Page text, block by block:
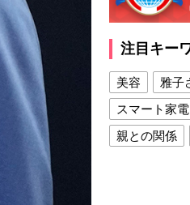
注目キー
美容 雅子
スマート家電
親との関係